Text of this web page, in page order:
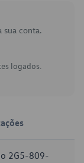
sua conta.
logados.
2G5-809-